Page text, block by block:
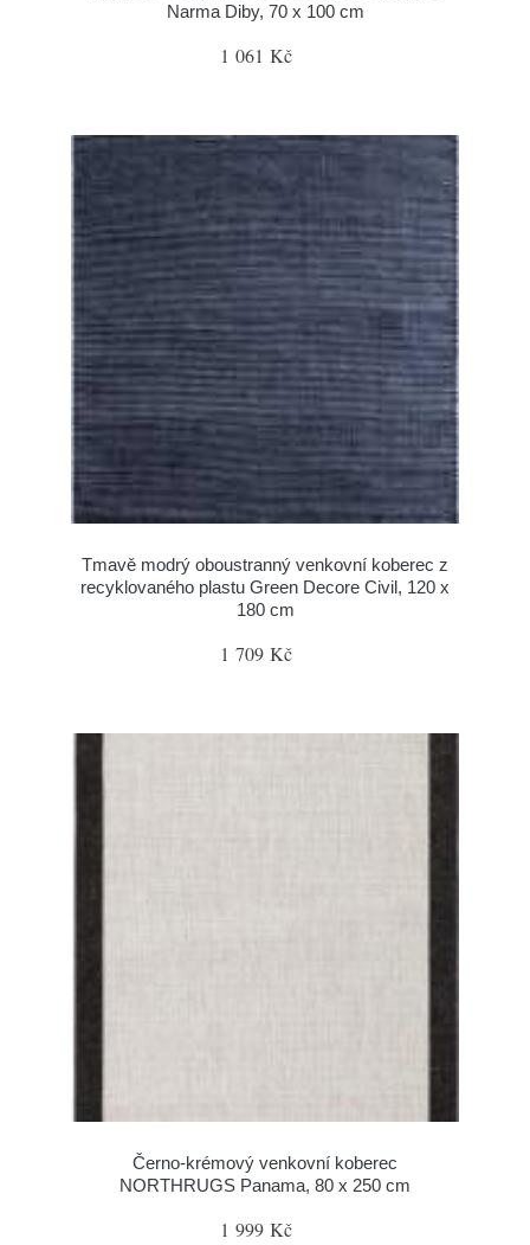
Narma Diby, 70 x 100 cm
1 061 Kč
Tmavě modrý oboustranný venkovní koberec z
recyklovaného plastu Green Decore Civil, 120 x
180 cm
1 709 Kč
Černo-krémový venkovní koberec
NORTHRUGS Panama, 80 x 250 cm
1 999 Kč